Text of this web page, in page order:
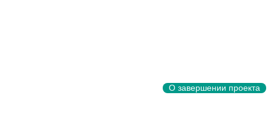
О завершении проекта